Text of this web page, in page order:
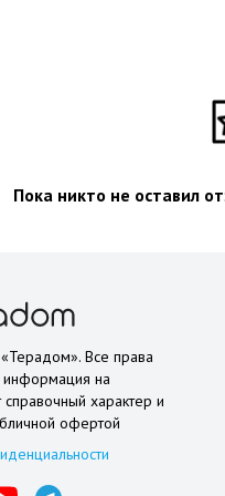
Пока никто не оставил
Все права
на
справочный характер и
офертой